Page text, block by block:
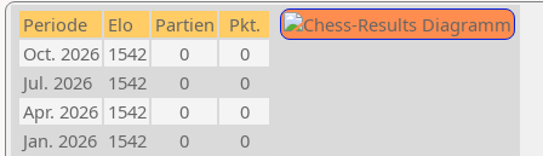
Periode Elo Partien
Pkt.
Oct. 2026 1542 0
0
Jul. 2026
1542 0
0
Apr. 2026 1542 0
0
Jan. 2026 1542 0
0